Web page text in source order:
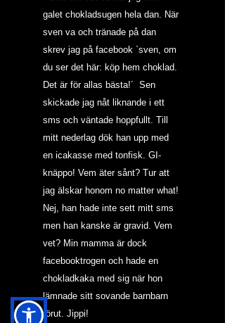
galet chokladsugen hela dan. När
sven va och tränade på dan
skrev jag på facebook `sven, om
du ser det här: köp hem choklad.
Det är för allas bästa!´  Sen
skickade jag nåt liknande i ett
sms och väntade hoppfullt. Till
mitt nederlag dök han upp med
en icakasse med tonfisk. GI-
knäppo! Vem äter sånt? Tur att
jag älskar honom no matter what!
Nej, han hade inte sett mitt sms
men han kanske är gravid. Vem
vet? Min mamma är dock
facebooktrogen och hade en
chokladkaka med sig när hon
lämnade sitt sovande barnbarn
förut. Jippi!